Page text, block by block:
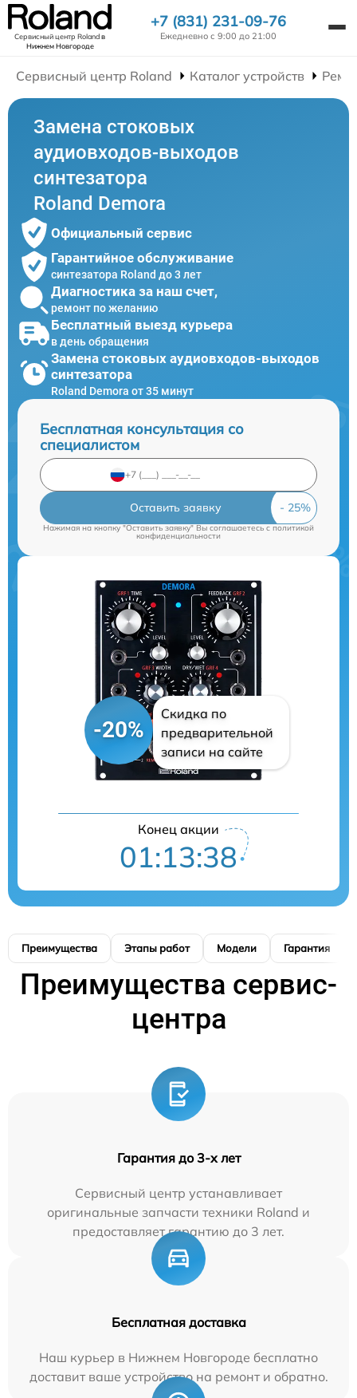
Сервисный центр Rolandв
Нижнем Новгороде
+7 (831) 231-09-76
Ежедневно с 9:00 до 21:00
Сервисный центр Roland Каталог устройств
Замена стоковых
аудиовходов-выходов
синтезатора
Roland Demora
Официальный сервис
Гарантийное обслуживание
синтезатора Roland до 3 лет
Диагностика за наш счет,
ремонт по желанию
Бесплатный выезд курьера
в день обращения
Замена стоковых аудиовходов-выходов
синтезатора
Roland Demora от 35 минут
Бесплатная консультация со
специалистом
Оставить заявку
Нажимая на кнопку "Оставить заявку" Вы соглашаетесь cполитикой
конфиденциальности
-20%
Скидка по
предварительной
записи на сайте
Конец акции
01:13:37
Преимущества Этапы работ Модели Гарантия
Преимущества сервис-
центра
Гарантия до 3-х лет
Сервисный центр устанавливает
оригинальные запчасти техники Roland и
предоставляет гарантию до 3 лет.
Бесплатная доставка
Наш курьер в Нижнем Новгороде бесплатно
доставит ваше устройство на ремонт и обратно.